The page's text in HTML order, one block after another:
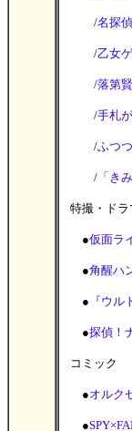
/名探
/乙女
/落第
/手札
/ふつ
/ 「き
特撮・ドラ
●仮面ラ
●角醒ハ
● 『ウ
●探偵！
コミック
●オルク
●